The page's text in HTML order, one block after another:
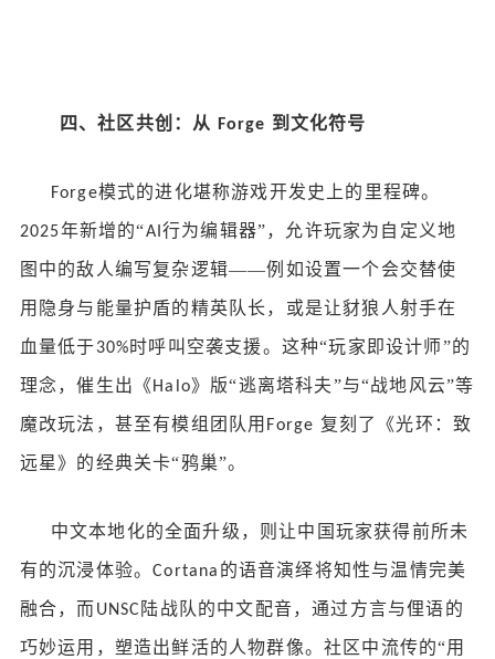
四、社区共创：从 Forge 到文化符号
Forge模式的进化堪称游戏开发史上的里程碑。
2025年新增的“AI行为编辑器”，允许玩家为自定义地
图中的敌人编写复杂逻辑——例如设置一个会交替使
用隐身与能量护盾的精英队长，或是让豺狼人射手在
血量低于30%时呼叫空袭支援。这种“玩家即设计师”的
理念，催生出《 Halo》版“逃离塔科夫”与“战地风云”等
魔改玩法，甚至有模组团队用 Forge 复刻了《光环：致
远星》的经典关卡“鸦巢”。
中文本地化的全面升级，则让中国玩家获得前所未
有的沉浸体验。Cortana 的语音演绎将知性与温情完美
融合，而 UNSC 陆战队的中文配音，通过方言与俚语的
巧妙运用，塑造出鲜活的人物群像。社区中流传的“用